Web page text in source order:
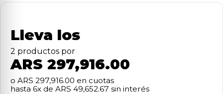
Lleva los
2 productos por
ARS 297,916.00
o ARS 297,916.00 en cuotas
hasta 6x de ARS 49,652.67 sin interés